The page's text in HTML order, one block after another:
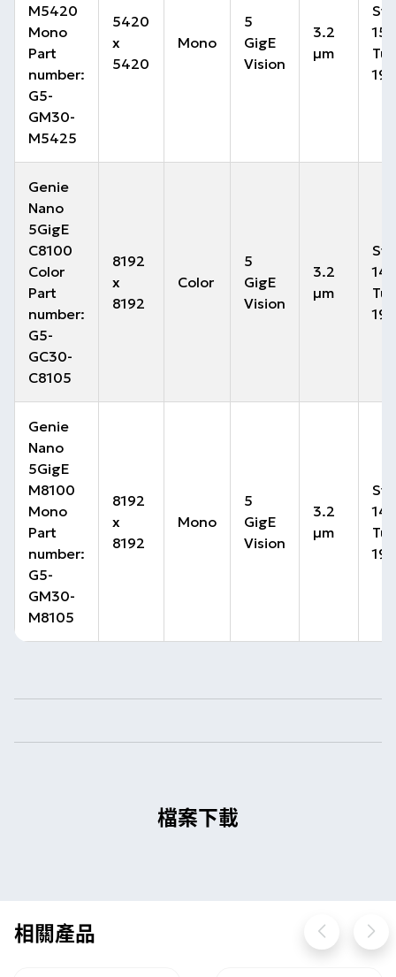
M5420
Mono
Part
number:
G5-
GM30-
M5425
5420
x
5420
Mono
5
GigE
Vision
3.2
µm
15
Genie
Nano
5GigE
C8100
Color
Part
number:
G5-
GC30-
C8105
8192
x
8192
Color
5
GigE
Vision
3.2
µm
14
Genie
Nano
5GigE
M8100
Mono
Part
number:
G5-
GM30-
M8105
8192
x
8192
Mono
5
GigE
Vision
3.2
µm
14
檔案下載
相關產品